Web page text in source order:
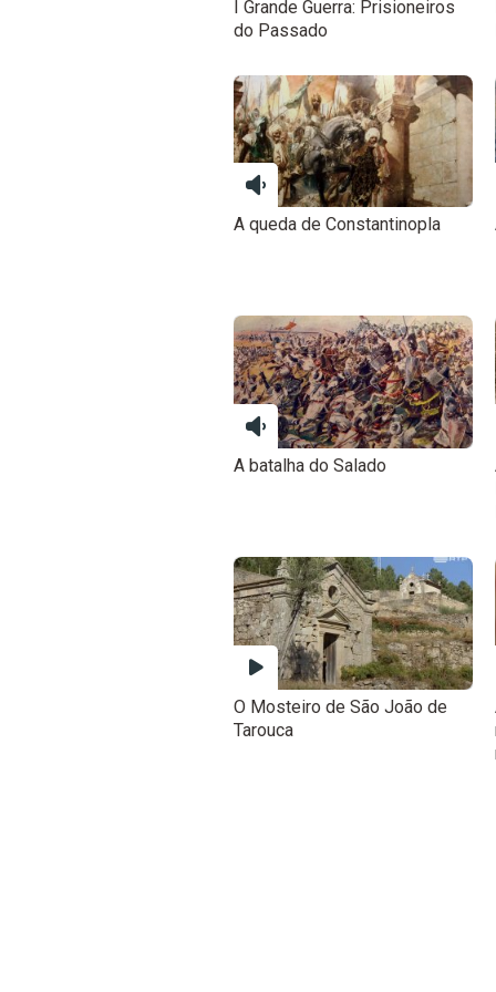
I Grande Guerra: Prisioneiros
do Passado
A queda de Constantinopla
A batalha do Salado
O Mosteiro de São João de
Tarouca